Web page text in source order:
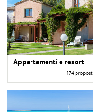
Appartamenti e resort
174